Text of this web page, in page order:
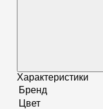
Характеристики
Бренд
Цвет